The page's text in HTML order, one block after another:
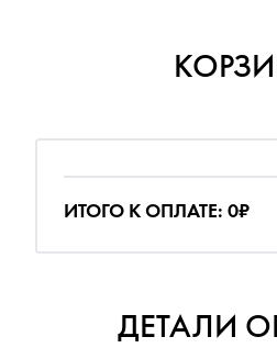
ИТОГО К ОПЛАТЕ: 0₽
ДЕТАЛИ